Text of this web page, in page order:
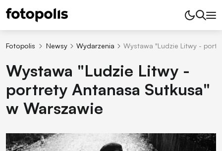
Fotopolis Newsy Wydarzenia Wystawa "Ludzie Litwy -
Wystawa "Ludzie Litwy -
portrety Antanasa Sutkusa"
w Warszawie